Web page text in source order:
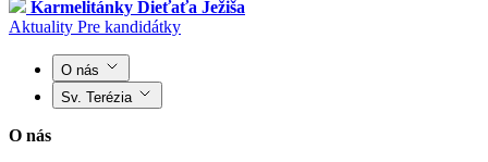
Karmelitánky Dieťaťa Ježiša
Aktuality Pre kandidátky
O nás
Sv. Terézia
O nás